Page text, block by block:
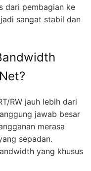
dari pembagian ke
sangat stabil dan
RW jauh lebih dari
jawab besar
merasa
sepadan.
yang khusus